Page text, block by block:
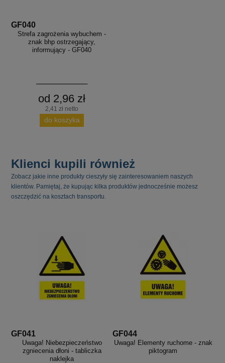
GF040
Strefa zagrożenia wybuchem -
znak bhp ostrzegający,
informujący - GF040
od 2,96 zł
2,41 zł netto
do koszyka
Klienci kupili również
Zobacz jakie inne produkty cieszyły się zainteresowaniem naszych
klientów. Pamiętaj, że kupując kilka produktów jednocześnie możesz
oszczędzić na kosztach transportu.
GF041
Uwaga! Niebezpieczeństwo
zgniecenia dłoni - tabliczka
naklejka
GF044
Uwaga! Elementy ruchome - znak
piktogram